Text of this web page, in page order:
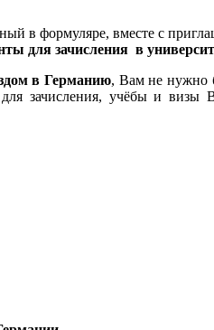
в формуляре, вместе с
для зачисления в
в Германию, Вам не нужно
зачисления, учёбы и